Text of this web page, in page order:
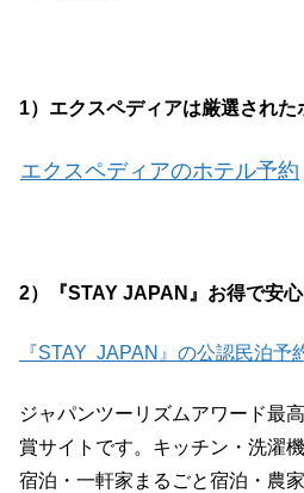
1）エクスペディアは厳選された
エクスペディアのホテル予約
2）『STAY JAPAN』お得で安心
『STAY JAPAN』の公認民泊予
ジャパンツーリズムアワード最
賞サイトです。キッチン・洗濯
宿泊・一軒家まるごと宿泊・農